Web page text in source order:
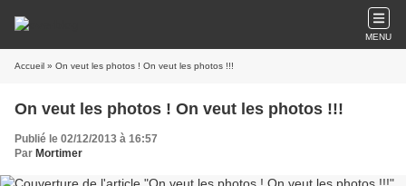
MENU
Accueil » On veut les photos ! On veut les photos !!!
On veut les photos ! On veut les photos !!!
Publié le 02/12/2013 à 16:57
Par Mortimer